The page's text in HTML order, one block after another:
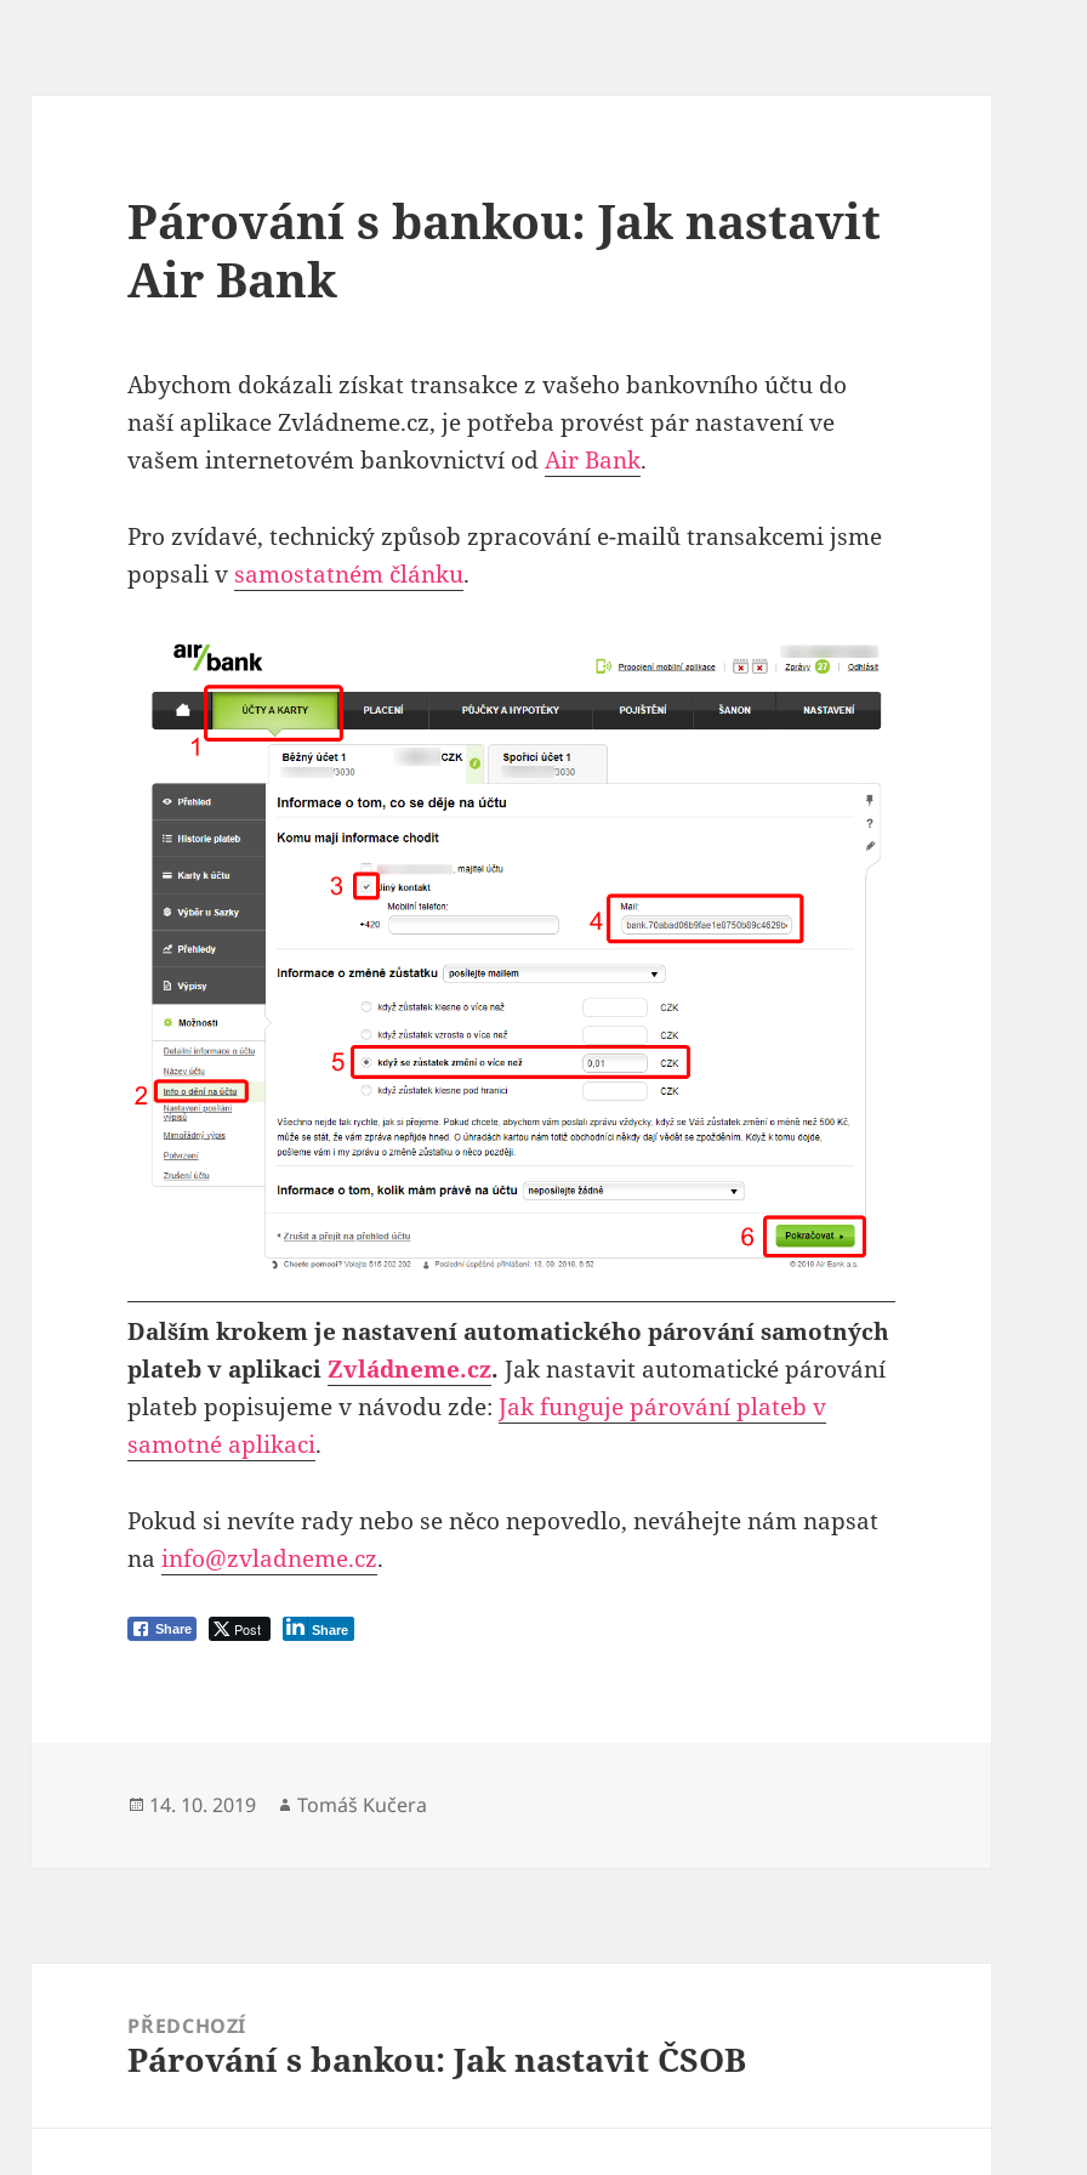
Párování s bankou: Jak nastavit
Air Bank
Abychom dokázali získat transakce z vašeho bankovního účtu do
naší aplikace Zvládneme.cz, je potřeba provést pár nastavení ve
vašem internetovém bankovnictví odAir Bank.
Pro zvídavé, technický způsob zpracování e-mailů transakcemi jsme
popsali v samostatném článku.
Dalším krokem je nastavení automatického párování samotných
plateb v aplikaciZvládneme.cz.Jak nastavit automatické párování
plateb popisujeme v návodu zde:Jak funguje párování plateb v
samotné aplikaci.
Pokud si nevíte rady nebo se něco nepovedlo, neváhejte nám napsat
nainfo@zvladneme.cz.
Share Post Share
Publikováno:
14. 10. 2019 Autor:
Tomáš Kučera
příspěvek
PŘEDCHOZÍ
Předchozí
Párování s bankou: Jak nastavit ČSOB